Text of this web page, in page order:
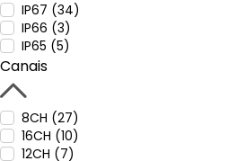
IP67 (34)
IP66 (3)
IP65 (5)
Canais
8CH (27)
16CH (10)
12CH (7)